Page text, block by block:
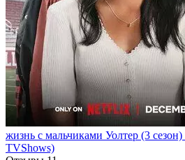
жизнь с мальчиками Уолтер (3 сезон)
TVShows)